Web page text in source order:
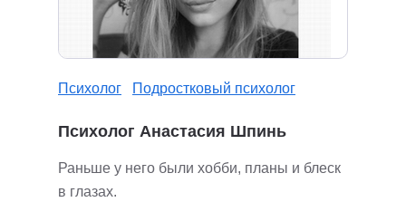
Психолог Подростковый психолог
Психолог Анастасия Шпинь
Раньше у него были хобби, планы и блеск
в глазах.